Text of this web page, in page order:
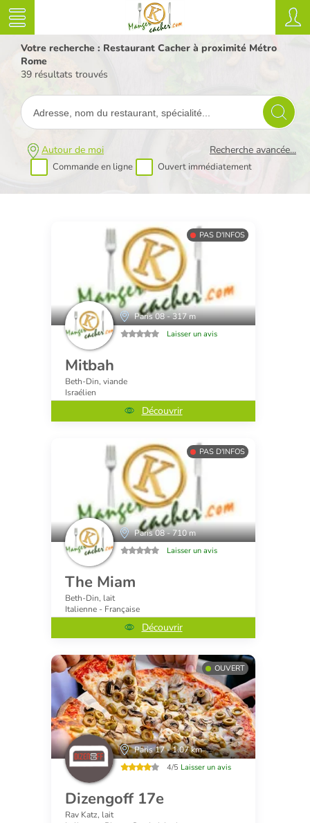
Votre recherche : Restaurant Cacher à proximité Métro
Rome
39 résultats trouvés
Autour de moi
Commande en ligne Ouvert immédiatement
Recherche avancée...
PAS D'INFOS
Paris 08 - 317 m
Laisser un avis
Mitbah
Beth-Din, viande
Israélien
Découvrir
PAS D'INFOS
Paris 08 - 710 m
Laisser un avis
The Miam
Beth-Din, lait
Italienne - Française
Découvrir
OUVERT
Paris 17 - 1.07 km
4/5 Laisser un avis
Dizengoff 17e
Rav Katz, lait